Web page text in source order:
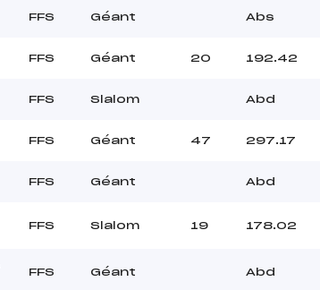
FFS Géant Abs
FFS Géant 20 192.42
FFS Slalom Abd
FFS Géant 47 297.17
FFS Géant Abd
FFS Slalom 19 178.02
FFS Géant Abd